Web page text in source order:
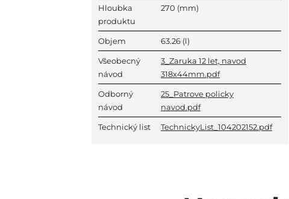
Hloubka
produktu
270 (mm)
Objem 63.26 (l)
Všeobecný
návod
3_Zaruka 12 let, navod
318x44mm.pdf
Odborný
návod
25_Patrove policky
navod.pdf
Technický list TechnickyList_104202152.pdf